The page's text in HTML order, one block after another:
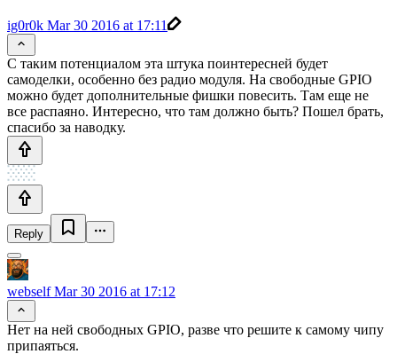
ig0r0k Mar 30 2016 at 17:11
С таким потенциалом эта штука поинтересней будет
самоделки, особенно без радио модуля. На свободные GPIO
можно будет дополнительные фишки повесить. Там еще не
все распаяно. Интересно, что там должно быть? Пошел брать,
спасибо за наводку.
Reply
webselfMar 30 2016 at 17:12
Нет на ней свободных GPIO, разве что решите к самому чипу
припаяться.